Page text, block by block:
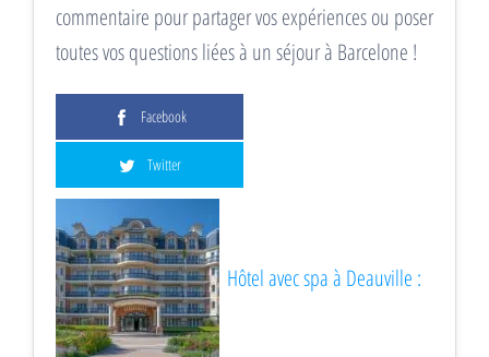
commentaire pour partager vos expériences ou poser
toutes vos questions liées à un séjour à Barcelone !
Facebook
Twitter
Hôtel avec spa à Deauville :